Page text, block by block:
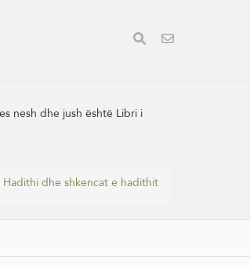
nesh dhe jush është Libri i
Hadithi dhe shkencat e hadithit